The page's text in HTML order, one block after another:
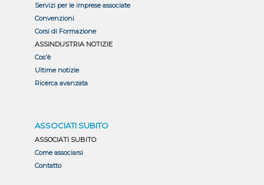
Servizi per le imprese associate
Convenzioni
Corsi di Formazione
ASSINDUSTRIA NOTIZIE
Cos'è
Ultime notizie
Ricerca avanzata
ASSOCIATI SUBITO
ASSOCIATI SUBITO
Come associarsi
Contatto